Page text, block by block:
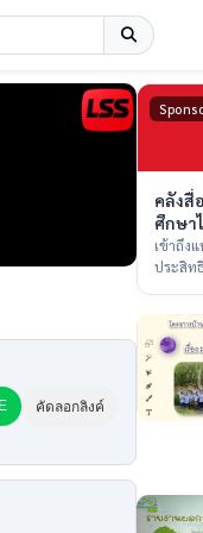
คัดลอกลิงค์
คลังสื่
ศึกษา
เข้าถึง
ประสิท